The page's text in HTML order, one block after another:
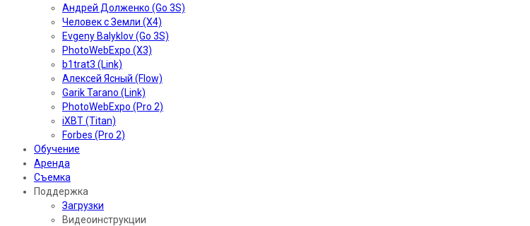
Андрей Долженко (Go 3S)
Человек с Земли (X4)
Evgeny Balyklov (Go 3S)
PhotoWebExpo (X3)
b1trat3 (Link)
Алексей Ясный (Flow)
Garik Tarano (Link)
PhotoWebExpo (Pro 2)
iXBT (Titan)
Forbes (Pro 2)
Обучение
Аренда
Съемка
Поддержка
Загрузки
Видеоинструкции